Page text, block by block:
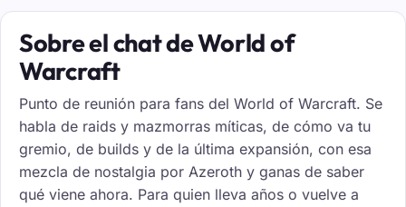
Sobre el chat de World of
Warcraft
Punto de reunión para fans del World of Warcraft. Se
habla de raids y mazmorras míticas, de cómo va tu
gremio, de builds y de la última expansión, con esa
mezcla de nostalgia por Azeroth y ganas de saber
qué viene ahora. Para quien lleva años o vuelve a